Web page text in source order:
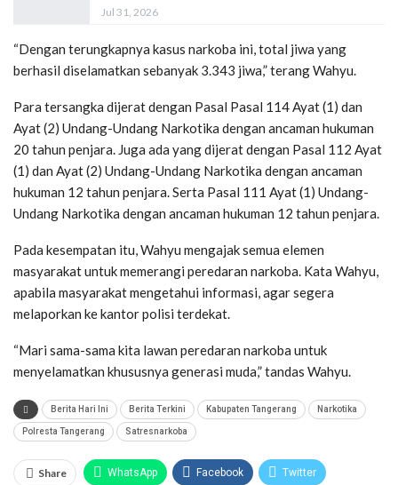
Jul 31, 2026
“Dengan terungkapnya kasus narkoba ini, total jiwa yang
berhasil diselamatkan sebanyak 3.343 jiwa,” terang Wahyu.
Para tersangka dijerat dengan Pasal Pasal 114 Ayat (1) dan
Ayat (2) Undang-Undang Narkotika dengan ancaman hukuman
20 tahun penjara. Juga ada yang dijerat dengan Pasal 112 Ayat
(1) dan Ayat (2) Undang-Undang Narkotika dengan ancaman
hukuman 12 tahun penjara. Serta Pasal 111 Ayat (1) Undang-
Undang Narkotika dengan ancaman hukuman 12 tahun penjara.
Pada kesempatan itu, Wahyu mengajak semua elemen
masyarakat untuk memerangi peredaran narkoba. Kata Wahyu,
apabila masyarakat mengetahui informasi, agar segera
melaporkan ke kantor polisi terdekat.
“Mari sama-sama kita lawan peredaran narkoba untuk
menyelamatkan khususnya generasi muda,” tandas Wahyu.
Berita Hari Ini Berita Terkini Kabupaten Tangerang Narkotika
Polresta Tangerang Satresnarkoba
Share WhatsApp Facebook Twitter